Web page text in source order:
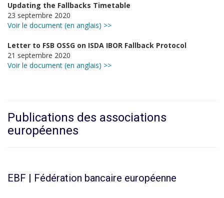
Updating the Fallbacks Timetable
23 septembre 2020
Voir le document (en anglais) >>
Letter to FSB OSSG on ISDA IBOR Fallback Protocol
21 septembre 2020
Voir le document (en anglais) >>
Publications des associations
européennes
EBF | Fédération bancaire européenne